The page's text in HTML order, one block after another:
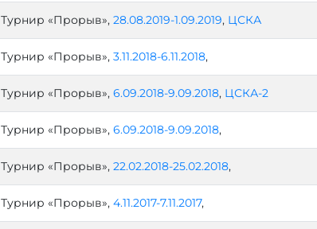
Турнир «Прорыв», 28.08.2019-1.09.2019, ЦСКА
Турнир «Прорыв», 3.11.2018-6.11.2018,
Турнир «Прорыв», 6.09.2018-9.09.2018, ЦСКА-2
Турнир «Прорыв», 6.09.2018-9.09.2018,
Турнир «Прорыв», 22.02.2018-25.02.2018,
Турнир «Прорыв», 4.11.2017-7.11.2017,